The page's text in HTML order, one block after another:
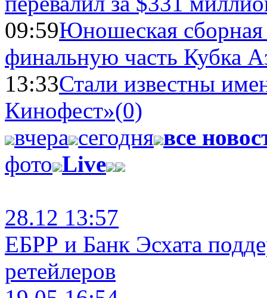
09:59Юношеская
финальную часть Кубка
13:33Стали известны
Кинофест»(0)
вчера сегодня все
фото Live
28.12 13:57
ЕБРР и Банк Эсхата
ретейлеров